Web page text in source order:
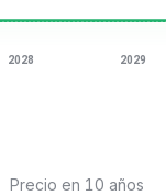
Precio en 10 años